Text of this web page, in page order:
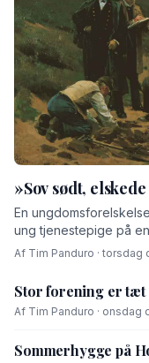
»Sov sødt,
En
ung tjenestepige på
Af Tim Panduro · torsdag
Stor forening er tæt
Af Tim Panduro · onsdag
Sommerhygge på